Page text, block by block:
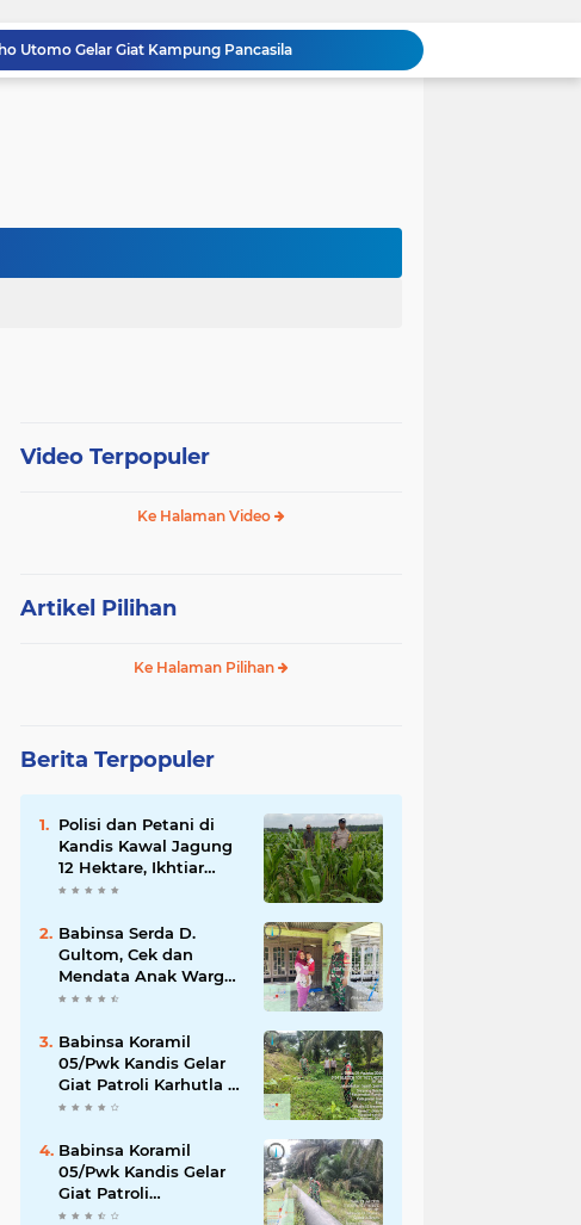
Utomo Gelar Giat Kampung Pancasila
Karhutla di Wilayah Kampung Sam Sam
Dua Personel Babinsa Kandis Melakukan Patroli Pengamanan dan Komsos Tentang SKK Migas
Video Terpopuler
Ke Halaman Video
Artikel Pilihan
Ke Halaman Pilihan
Berita Terpopuler
Polisi dan Petani di
Kandis Kawal Jagung
12 Hektare, Ikhtiar
Menjaga Ketahanan
Babinsa Serda D.
Gultom, Cek dan
Mendata Anak Warga
Yang Stunting
Babinsa Koramil
05/Pwk Kandis Gelar
Giat Patroli Karhutla di
Wilayah Kelurahan
Babinsa Koramil
05/Pwk Kandis Gelar
Giat Patroli
Pengamanan Line